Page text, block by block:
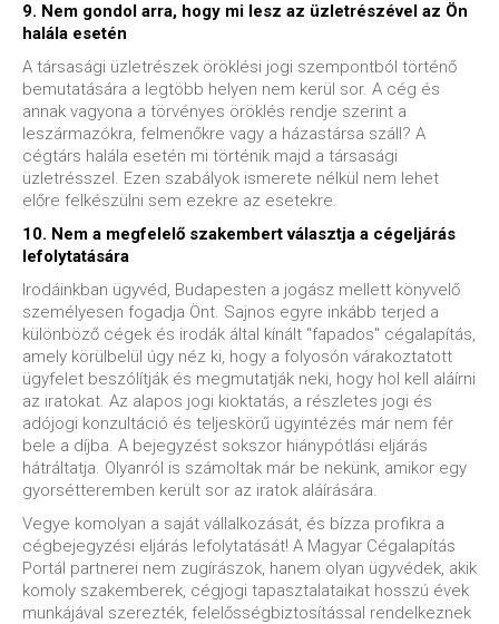
9. Nem gondol arra, hogy mi lesz az üzletrészével az Ön
halála esetén
A társasági üzletrészek öröklési jogi szempontból történő
bemutatására a legtöbb helyen nem kerül sor. A cég és
annak vagyona a törvényes öröklés rendje szerint a
leszármazókra, felmenőkre vagy a házastársa száll? A
cégtárs halála esetén mi történik majd a társasági
üzletrésszel. Ezen szabályok ismerete nélkül nem lehet
előre felkészülni sem ezekre az esetekre.
10. Nem a megfelelő szakembert választja a cégeljárás
lefolytatására
Irodáinkban ügyvéd, Budapesten a jogász mellett könyvelő
személyesen fogadja Önt. Sajnos egyre inkább terjed a
különböző cégek és irodák által kínált "fapados" cégalapítás,
amely körülbelül úgy néz ki, hogy a folyosón várakoztatott
ügyfelet beszólítják és megmutatják neki, hogy hol kell aláírni
az iratokat. Az alapos jogi kioktatás, a részletes jogi és
adójogi konzultáció és teljeskörű ügyintézés már nem fér
bele a díjba. A bejegyzést sokszor hiánypótlási eljárás
hátráltatja. Olyanról is számoltak már be nekünk, amikor egy
gyorsétteremben került sor az iratok aláírására.
Vegye komolyan a saját vállalkozását, és bízza profikra a
cégbejegyzési eljárás lefolytatását! A Magyar Cégalapítás
Portál partnerei nem zugírászok, hanem olyan ügyvédek, akik
komoly szakemberek, cégjogi tapasztalataikat hosszú évek
munkájával szerezték, felelősségbiztosítással rendelkeznek